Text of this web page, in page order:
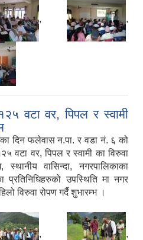
, ,
वटा वर, पिपल र स्वामी
दिन फलेवास न.पा. र वडा नं. ६ को
वटा वर, पिपल र स्वामी का विरुवा
स्थानीय वासिन्दा, नगरपालिकाका
प्रतिनिधिहरुको उपस्थिति मा नगर
विरुवा रोपण गर्दै शुभारम्भ ।
, ,